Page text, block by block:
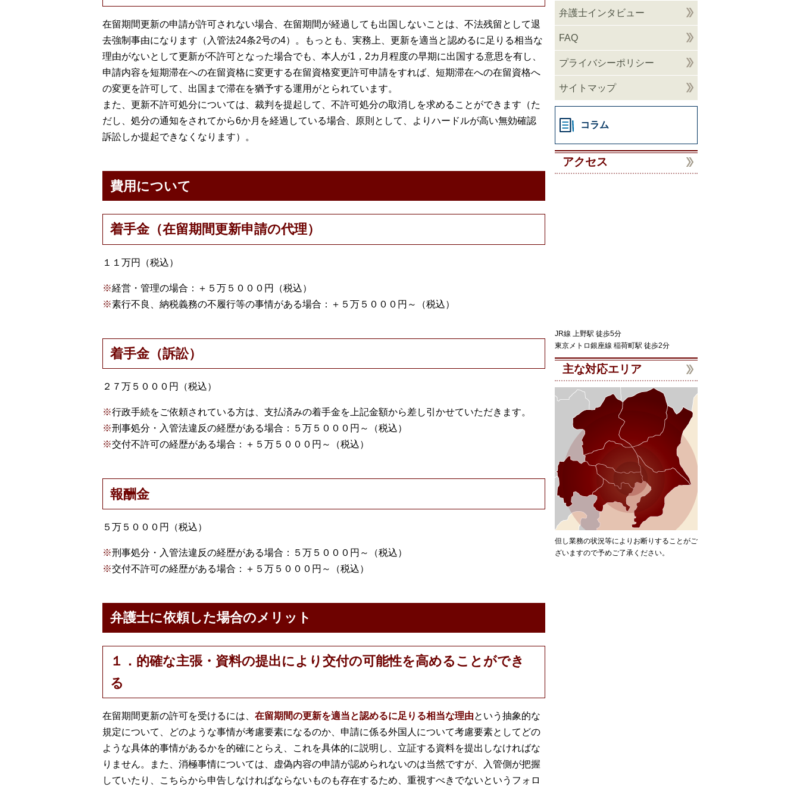
在留期間更新の申請が許可されない場合、在留期間が経過しても出国しないことは、不法残留として退
去強制事由になります（入管法24条2号の4）。もっとも、実務上、更新を適当と認めるに足りる相当な
理由がないとして更新が不許可となった場合でも、本人が1，2カ月程度の早期に出国する意思を有し、
申請内容を短期滞在への在留資格に変更する在留資格変更許可申請をすれば、短期滞在への在留資格へ
の変更を許可して、出国まで滞在を猶予する運用がとられています。
また、更新不許可処分については、裁判を提起して、不許可処分の取消しを求めることができます（た
だし、処分の通知をされてから6か月を経過している場合、原則として、よりハードルが高い無効確認
訴訟しか提起できなくなります）。
費用について
着手金（在留期間更新申請の代理）
１１万円（税込）
※経営・管理の場合：＋５万５０００円（税込）
※素行不良、納税義務の不履行等の事情がある場合：＋５万５０００円～（税込）
着手金（訴訟）
２７万５０００円（税込）
※行政手続をご依頼されている方は、支払済みの着手金を上記金額から差し引かせていただきます。
※刑事処分・入管法違反の経歴がある場合：５万５０００円～（税込）
※交付不許可の経歴がある場合：＋５万５０００円～（税込）
報酬金
５万５０００円（税込）
※刑事処分・入管法違反の経歴がある場合：５万５０００円～（税込）
※交付不許可の経歴がある場合：＋５万５０００円～（税込）
弁護士に依頼した場合のメリット
１．的確な主張・資料の提出により交付の可能性を高めることができ
る
在留期間更新の許可を受けるには、 在留期間の更新を適当と認めるに足りる相当な理由という抽象的な
規定について、どのような事情が考慮要素になるのか、申請に係る外国人について考慮要素としてどの
ような具体的事情があるかを的確にとらえ、これを具体的に説明し、立証する資料を提出しなければな
りません。また、消極事情については、虚偽内容の申請が認められないのは当然ですが、入管側が把握
していたり、こちらから申告しなければならないものも存在するため、重視すべきでないというフォロ
弁護士インタビュー
FAQ
プライバシーポリシー
サイトマップ
コラム
アクセス
JR線 上野駅 徒歩5分
東京メトロ銀座線 稲荷町駅 徒歩2分
主な対応エリア
但し業務の状況等によりお断りすることがご
ざいますので予めご了承ください。